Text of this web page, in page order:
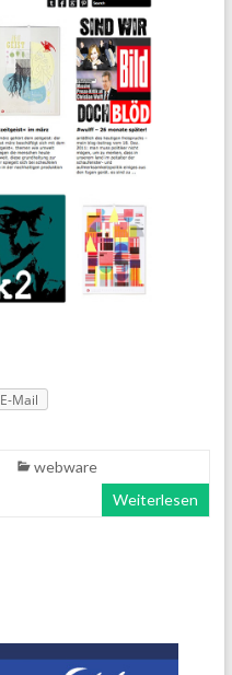
E-Mail
webware
Weiterlesen